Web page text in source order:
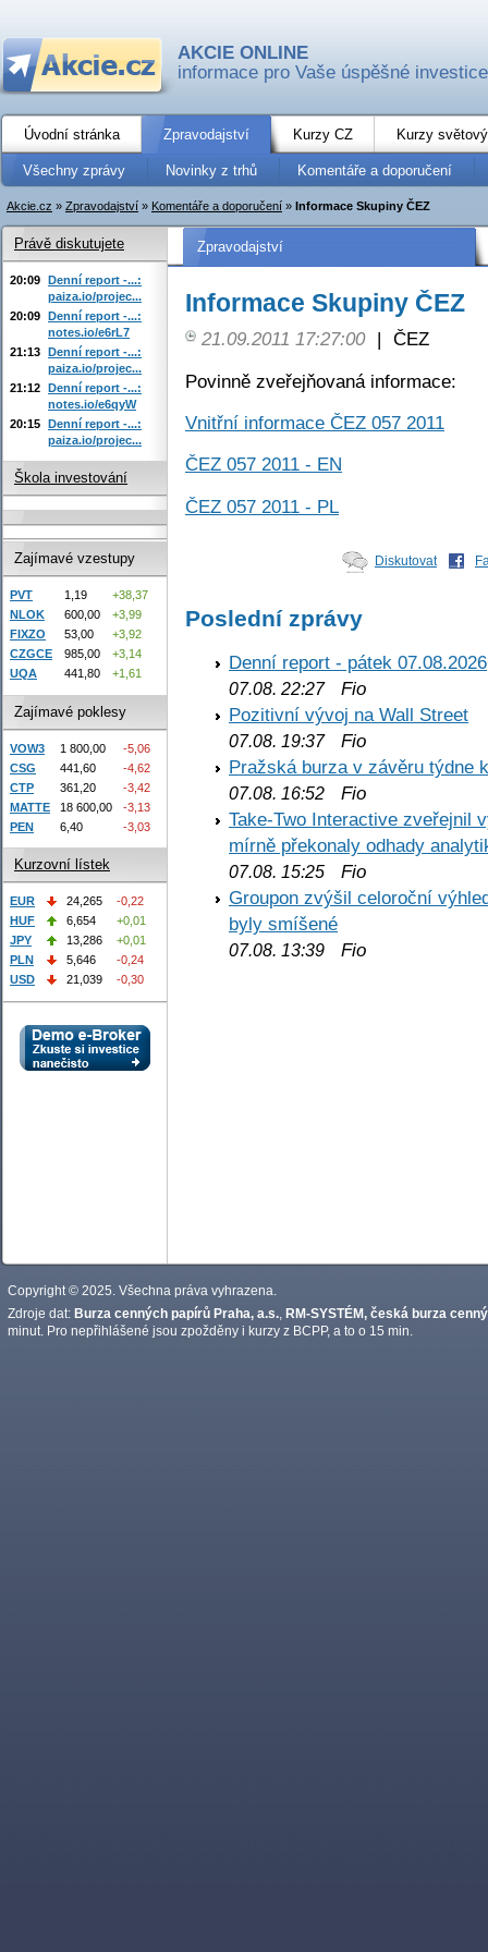
AKCIE ONLINE
informace pro Vaše úspěšné investice
Úvodní stránka Zpravodajství Kurzy CZ Kurzy
Všechny zprávy Novinky z trhů Komentáře a doporučení
Akcie.cz » Zpravodajství » Komentáře a doporučení » Informace Skupiny ČEZ
Zpravodajství
Informace Skupiny ČEZ
21.09.2011 17:27:00 | ČEZ
Povinně zveřejňovaná informace:
Vnitřní informace ČEZ 057 2011
ČEZ 057 2011 - EN
ČEZ 057 2011 - PL
Diskutovat
Poslední zprávy
Denní report - pátek 07.08.2026
07.08. 22:27Fio
Pozitivní vývoj na Wall Street
07.08. 19:37Fio
Pražská burza v závěru týdne
07.08. 16:52 Fio
Take-Two Interactive zveřejnil
mírně překonaly odhady
07.08. 15:25 Fio
Groupon zvýšil celoroční
byly smíšené
07.08. 13:39 Fio
Právě diskutujete
20:09 Denní report -...:
paiza.io/projec...
20:09 Denní report -...:
notes.io/e6rL7
21:13 Denní report -...:
paiza.io/projec...
21:12 Denní report -...:
notes.io/e6qyW
20:15 Denní report -...:
paiza.io/projec...
Škola investování
Zajímavé vzestupy
PVT 1,19
+38,37
NLOK
600,00
+3,99
FIXZO
53,00
+3,92
CZGCE
985,00
+3,14
UQA
441,80 +1,61
Zajímavé poklesy
VOW3 1 800,00
-5,06
CSG
441,60
-4,62
CTP
361,20
-3,42
MATTE
18 600,00
-3,13
PEN
6,40 -3,03
Kurzovní lístek
EUR 24,265
-0,22
HUF
6,654
+0,01
JPY
13,286
+0,01
PLN
5,646
-0,24
USD
21,039 -0,30
Copyright © 2025. Všechna práva vyhrazena.
Zdroje dat: Burza cenných papírů Praha, a.s. RM-SYSTÉM, česká burza
minut. Pro nepřihlášené jsou zpožděny i kurzy z BCPP, a to o 15 min.